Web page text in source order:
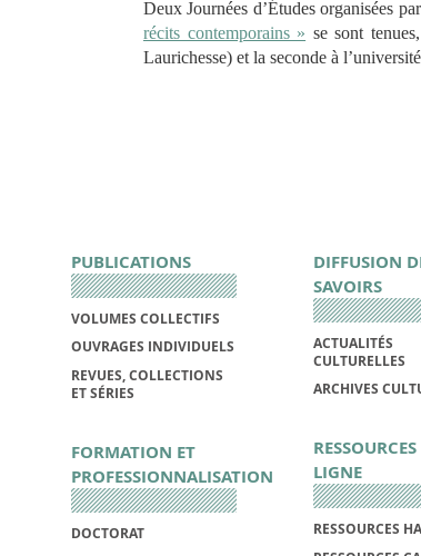
Deux Journées d’Études organisées
récits contemporains » se sont
Laurichesse) et la seconde à
PUBLICATIONS
VOLUMES COLLECTIFS
OUVRAGES INDIVIDUELS
REVUES, COLLECTIONS
ET SÉRIES
FORMATION ET
PROFESSIONNALISATION
DOCTORAT
DIFFUSION
SAVOIRS
ACTUALITÉS
CULTURELLES
ARCHIVES
LIGNE
RESSOURCES